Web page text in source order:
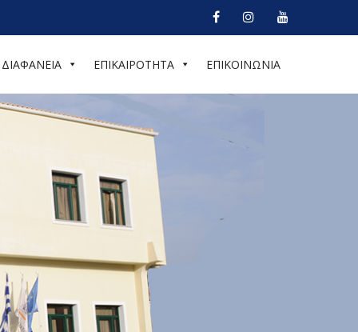
ΔΙΑΦΑΝΕΙΑ ΕΠΙΚΑΙΡΟΤΗΤΑ ΕΠΙΚΟΙΝΩΝΙΑ